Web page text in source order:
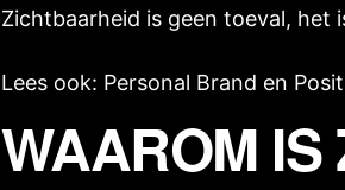
Zichtbaarheid is geen toeval, het
Lees ook: Personal Brand en
WAAROM